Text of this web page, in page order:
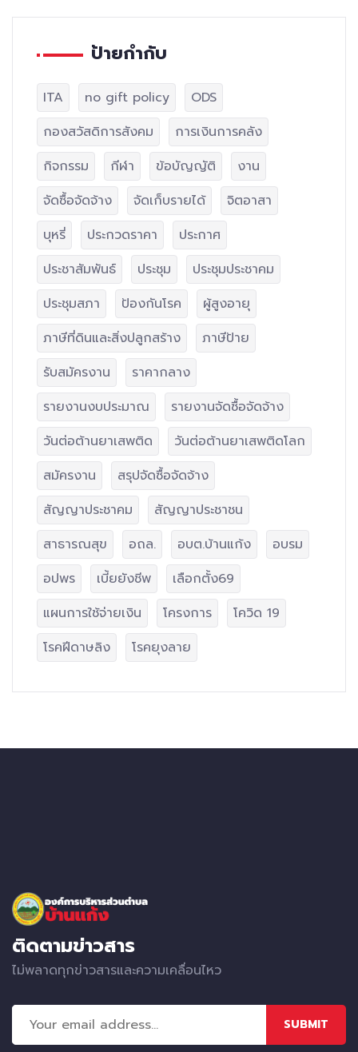
ป้ายกำกับ
ITA no gift policy
ODS
กองสวัสดิการสังคม
การเงินการคลัง
กิจกรรม
กีฬา ข้อบัญญัติ
งาน
จัดซื้อจัดจ้าง
จัดเก็บรายได้
จิตอาสา
บุหรี่
ประกวดราคา
ประกาศ
ประชาสัมพันธ์
ประชุม
ประชุมประชาคม
ประชุมสภา
ป้องกันโรค
ผู้สูงอายุ
ภาษีที่ดินและสิ่งปลูกสร้าง
ภาษีป้าย
รับสมัครงาน
ราคากลาง
รายงานงบประมาณ
รายงานจัดซื้อจัดจ้าง
วันต่อต้านยาเสพติด
วันต่อต้านยาเสพติดโลก
สมัครงาน
สรุปจัดซื้อจัดจ้าง
สัญญาประชาคม
สัญญาประชาชน
สาธารณสุข
อถล. อบต.บ้านแก้ง
อบรม
อปพร
เบี้ยยังชีพ
เลือกตั้ง69
แผนการใช้จ่ายเงิน
โครงการ
โควิด 19
โรคฝีดาษลิง
โรคยุงลาย
ติดตามข่าวสาร
ไม่พลาดทุกข่าวสารและความเคลื่อนไหว
SUBMIT